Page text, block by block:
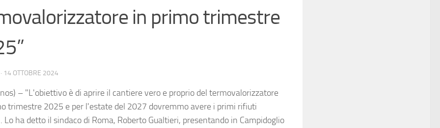
in primo trimestre
· 14 OTTOBRE 2024
– "L'obiettivo è di aprire il cantiere vero e proprio del termovalorizzatore
trimestre 2025 e per l'estate del 2027 dovremmo avere i primi rifiuti
ha detto il sindaco di Roma, Roberto Gualtieri, presentando in Campidoglio